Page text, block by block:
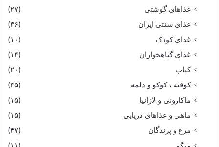
غذاهای گوشتی
(۲۷)
غذای سنتی ایران
(۳۶)
غذای کودک
(۱۰)
غذای گیاهخواران
(۱۴)
کباب
(۲۰)
کوفته ، کوکو و دلمه
(۴۵)
ماکارونی و لازانیا
(۱۵)
ماهی و غذاهای دریایی
(۱۵)
مرغ و پرندگان
(۴۷)